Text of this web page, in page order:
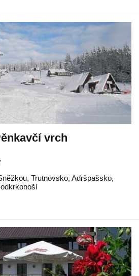
vrch
, Trutnovsko, Adršpašsko,